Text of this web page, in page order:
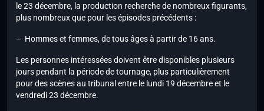
le 23 décembre, la production recherche de nombreux figurants,
plus nombreux que pour les épisodes précédents :
– Hommes et femmes, de tous âges à partir de 16 ans.
Les personnes intéressées doivent être disponibles plusieurs
jours pendant la période de tournage, plus particulièrement
pour des scènes au tribunal entre le lundi 19 décembre et le
vendredi 23 décembre.